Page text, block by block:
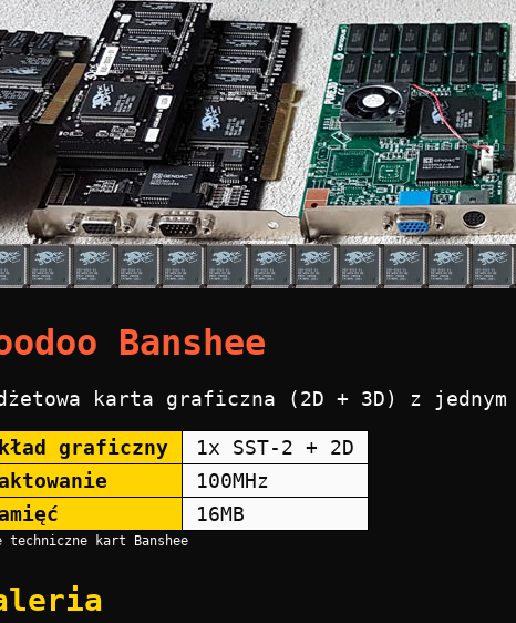
Banshee
karta graficzna (2D + 3D) z jednym
graficzny
1x SST-2 + 2D
100MHz
16MB
techniczne kart Banshee